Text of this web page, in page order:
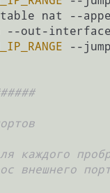
nat --
--out-
--jump
каждого
внешнего